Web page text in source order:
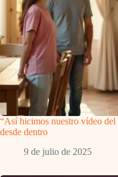
“Así hicimos nuestro vídeo
desde dentro
9 de julio de 2025